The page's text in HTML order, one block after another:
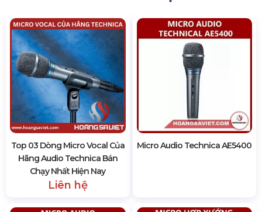
Top 03 Dòng Micro Vocal Của
Hãng Audio Technica Bán
Chạy Nhất Hiện Nay
Liên hệ
Micro Audio Technica AE5400